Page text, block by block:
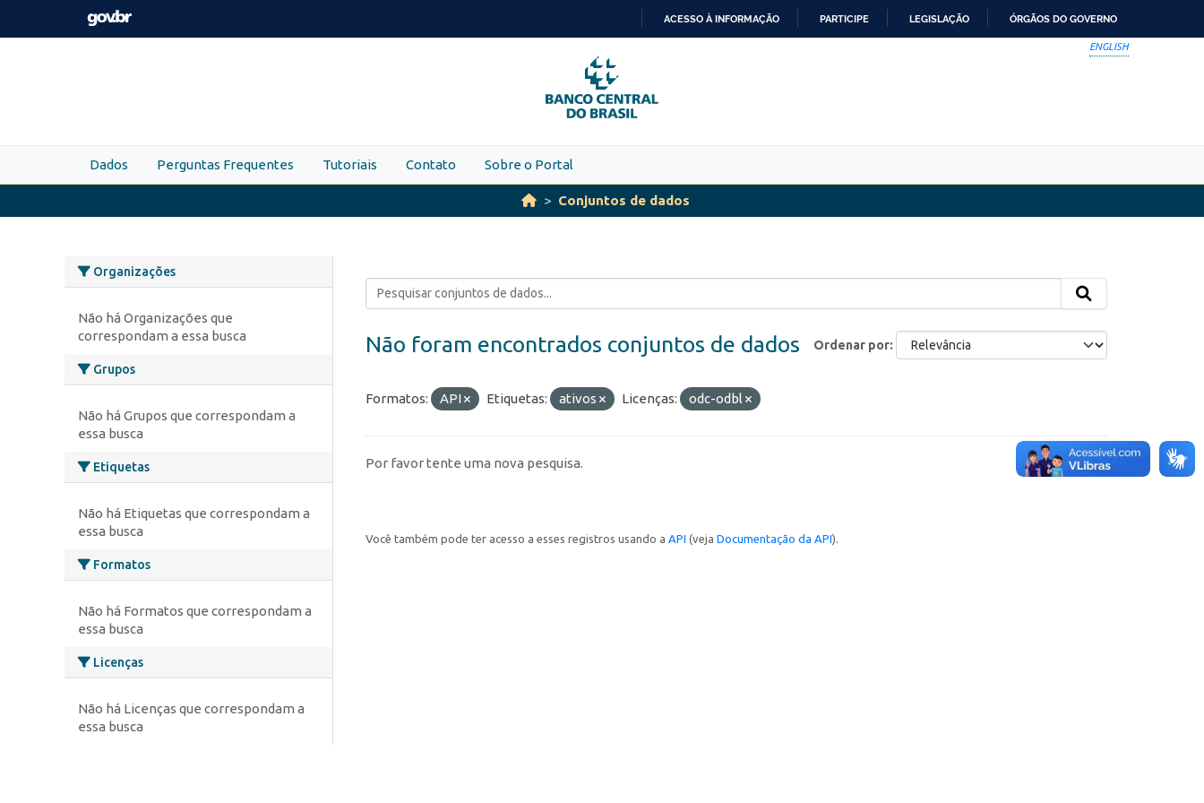
Skip to main content
PARA
O
CONTEÚDO
ACESSO À INFORMAÇÃO PARTICIPE LEGISLAÇÃO ÓRGÃOS DO GOVERNO
ENGLISH
Dados Perguntas Frequentes Tutoriais Contato Sobre o Portal
Conjuntos de dados
Organizações
Não há Organizações que
correspondam a essa busca
Grupos
Não há Grupos que correspondam a
essa busca
Etiquetas
Não há Etiquetas que correspondam a
essa busca
Formatos
Não há Formatos que correspondam a
essa busca
Licenças
Não há Licenças que correspondam a
essa busca
Ordenar por
Não foram encontrados conjuntos de dados
Formatos: API Etiquetas: ativos Licenças: odc-odbl
Por favor tente uma nova pesquisa.
Você também pode ter acesso a esses registros usando a API (veja Documentação da API).